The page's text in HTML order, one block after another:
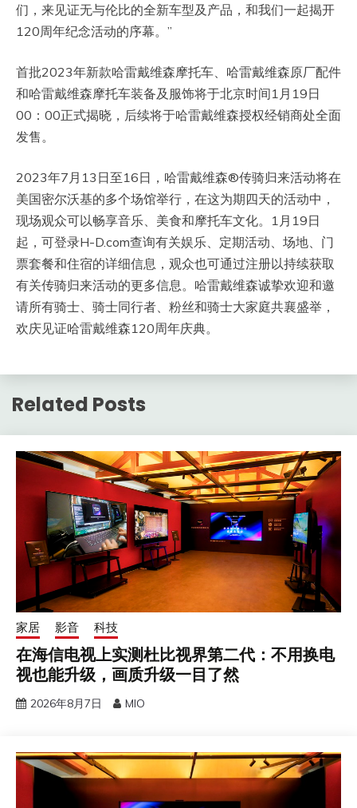
们，来见证无与伦比的全新车型及产品，和我们一起揭开
120周年纪念活动的序幕。”
首批2023年新款哈雷戴维森摩托车、哈雷戴维森原厂配件
和哈雷戴维森摩托车装备及服饰将于北京时间1月19日
00：00正式揭晓，后续将于哈雷戴维森授权经销商处全面
发售。
2023年7月13日至16日，哈雷戴维森®传骑归来活动将在
美国密尔沃基的多个场馆举行，在这为期四天的活动中，
现场观众可以畅享音乐、美食和摩托车文化。1月19日
起，可登录H-D.com查询有关娱乐、定期活动、场地、门
票套餐和住宿的详细信息，观众也可通过注册以持续获取
有关传骑归来活动的更多信息。哈雷戴维森诚挚欢迎和邀
请所有骑士、骑士同行者、粉丝和骑士大家庭共襄盛举，
欢庆见证哈雷戴维森120周年庆典。
Related Posts
家居 影音 科技
在海信电视上实测杜比视界第二代：不用换电
视也能升级，画质升级一目了然
2026年8月7日 MIO